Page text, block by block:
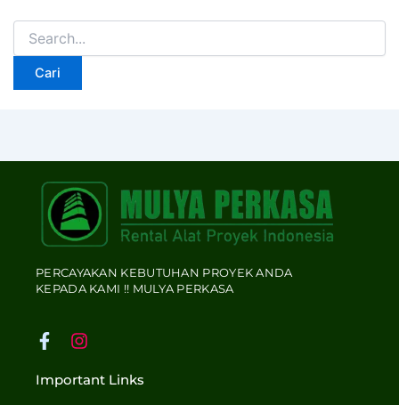
PERCAYAKAN KEBUTUHAN PROYEK ANDA
KEPADA KAMI !! MULYA PERKASA
F
c
I
s
Important Links